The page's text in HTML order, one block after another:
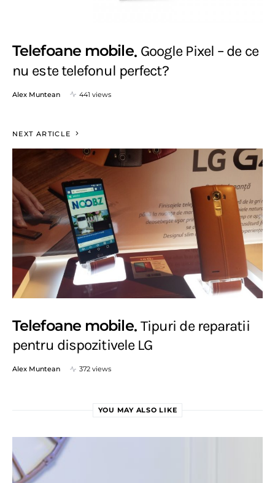
Telefoane mobile Google Pixel – de ce
nu este telefonul perfect?
Alex Muntean 441 views
NEXT ARTICLE
Telefoane mobile Tipuri de reparatii
pentru dispozitivele LG
Alex Muntean 372 views
YOU MAY ALSO LIKE